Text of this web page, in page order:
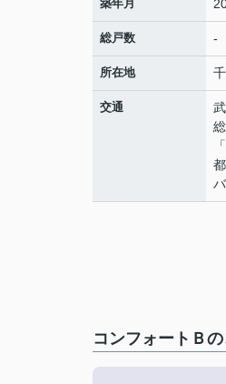
築年月
総戸数 -
所在地
交通
コンフォートＢ